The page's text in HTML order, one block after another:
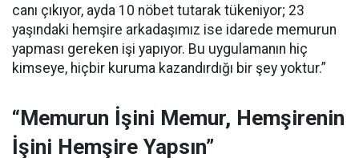
canı çıkıyor, ayda 10 nöbet tutarak tükeniyor; 23
yaşındaki hemşire arkadaşımız ise idarede memurun
yapması gereken işi yapıyor. Bu uygulamanın hiç
kimseye, hiçbir kuruma kazandırdığı bir şey yoktur.”
“Memurun İşini Memur, Hemşirenin
İşini Hemşire Yapsın”